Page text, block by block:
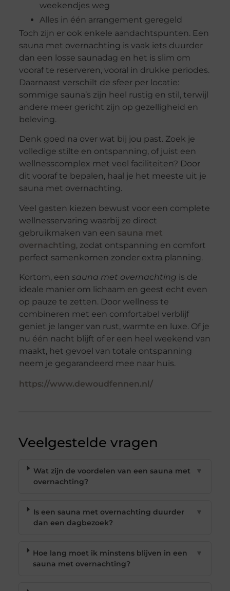
weekendjes weg
Alles in één arrangement geregeld
Toch zijn er ook enkele aandachtspunten. Een
sauna met overnachting is vaak iets duurder
dan een losse saunadag en het is slim om
vooraf te reserveren, vooral in drukke periodes.
Daarnaast verschilt de sfeer per locatie:
sommige sauna’s zijn heel rustig en stil, terwijl
andere meer gericht zijn op gezelligheid en
beleving.
Denk goed na over wat bij jou past. Zoek je
volledige stilte en ontspanning, of juist een
wellnesscomplex met veel faciliteiten? Door
dit vooraf te bepalen, haal je het meeste uit je
sauna met overnachting.
Veel gasten kiezen bewust voor een complete
wellnesservaring waarbij ze direct
gebruikmaken van een sauna met
overnachting, zodat ontspanning en comfort
perfect samenkomen zonder extra planning.
Kortom, een sauna met overnachting is de
ideale manier om lichaam en geest echt even
op pauze te zetten. Door wellness te
combineren met een comfortabel verblijf
geniet je langer van rust, warmte en luxe. Of je
nu één nacht blijft of er een heel weekend van
maakt, het gevoel van totale ontspanning
neem je gegarandeerd mee naar huis.
https://www.dewoudfennen.nl/
Veelgestelde vragen
Wat zijn de voordelen van een sauna met
overnachting?
▼
Is een sauna met overnachting duurder
dan een dagbezoek?
▼
Hoe lang moet ik minstens blijven in een
sauna met overnachting?
▼